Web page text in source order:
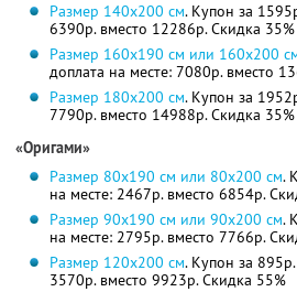
Размер 140х200 см. Купон за
6390р. вместо 12286р.Скидка 35%
Размер 160х190 см или 160х200
доплата на месте: 7080р. вместо
Размер 180х200 см. Купон за
7790р. вместо 14988р.Скидка 35%
«Оригами»
Размер 80х190 cм или 80х200 см.
на месте: 2467р. вместо 6854р.
Размер 90х190 cм или 90х200 см.
на месте: 2795р. вместо 7766р.
Размер 120х200 см. Купон за
3570р. вместо 9923р.Скидка 55%